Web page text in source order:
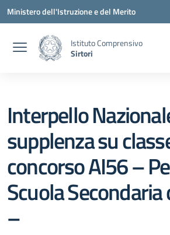
Vai ai contenuti
Vai al menu di navigazione
Vai al footer
Ministero dell'Istruzione e del Merito
Istituto Comprensivo
Sirtori
Interpello
supplenza su
concorso AI56 –
Scuola Secondaria
–